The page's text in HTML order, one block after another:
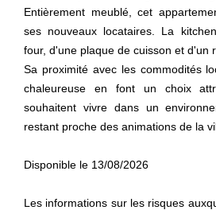
Entièrement meublé, cet
ses nouveaux locataires. La
four, d'une plaque de cuisson et d'un
Sa proximité avec les commodités
chaleureuse en font un choix
souhaitent vivre dans un
restant proche des animations de la
Disponible le 13/08/2026
Les informations sur les risques